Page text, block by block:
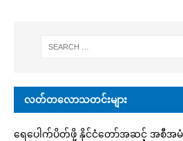
လတ်တလောသတင်းများ
ရေပေါက်ပိတ်ဖို့ နိုင်ငံတော်အဆင့် အစီအ